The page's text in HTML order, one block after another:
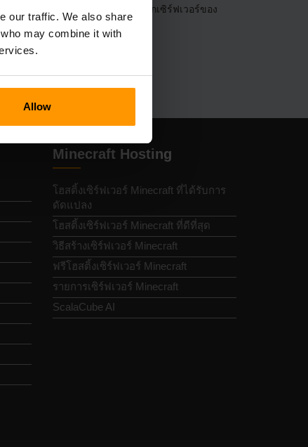
our traffic. We also share
may combine it with
Allow
(เซิร์ฟเวอร์→เลือกเซิร์ฟเวอร์ของ
36.1.22 (MC 1.16.5))
Minecraft Hosting
โฮสติ้งเซิร์ฟเวอร์ Minecraft ที่ได้รับการ
ดัดแปลง
โฮสติ้งเซิร์ฟเวอร์ Minecraft ที่ดีที่สุด
วิธีสร้างเซิร์ฟเวอร์ Minecraft
ฟรีโฮสติ้งเซิร์ฟเวอร์ Minecraft
รายการเซิร์ฟเวอร์ Minecraft
ScalaCube AI